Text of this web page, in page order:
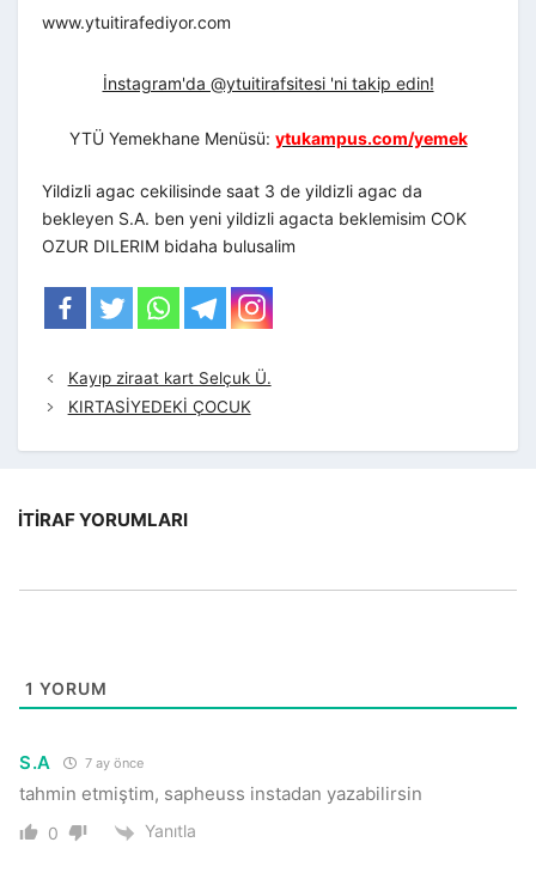
www.ytuitirafediyor.com
İnstagram'da @ytuitirafsitesi 'ni takip edin!
YTÜ Yemekhane Menüsü: ytukampus.com/yemek
Yildizli agac cekilisinde saat 3 de yildizli agac da
bekleyen S.A. ben yeni yildizli agacta beklemisim COK
OZUR DILERIM bidaha bulusalim
Kayıp ziraat kart Selçuk Ü.
KIRTASİYEDEKİ ÇOCUK
İTIRAF YORUMLARI
1 YORUM
S.A 7 ay önce
tahmin etmiştim, sapheuss instadan yazabilirsin
0 Yanıtla